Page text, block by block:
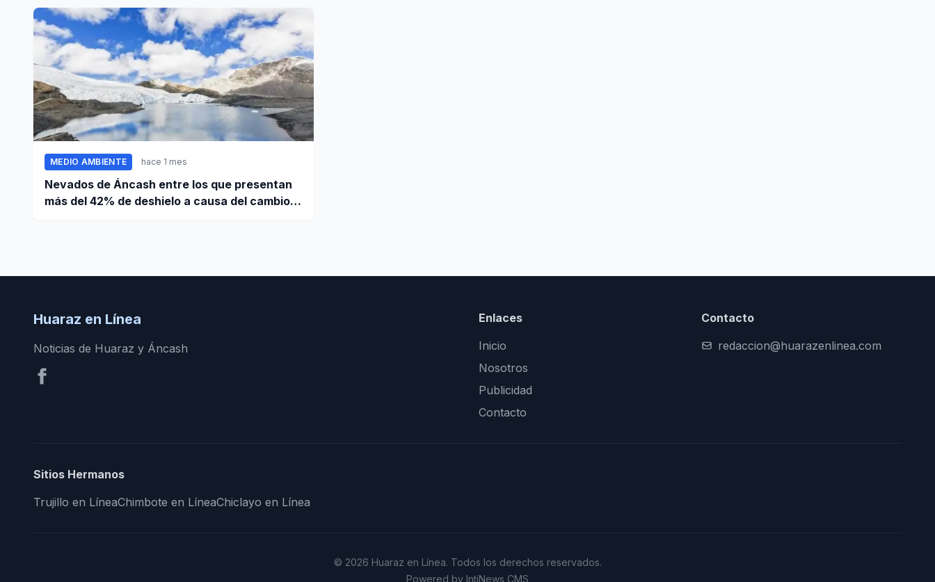
MEDIO AMBIENTE hace 1 mes
Nevados de Áncash entre los que presentan
más del 42% de deshielo a causa del cambio
Huaraz en Línea
Noticias de Huaraz y Áncash
Enlaces
Inicio
Nosotros
Publicidad
Contacto
Contacto
redaccion@huarazenlinea.com
Sitios Hermanos
Trujillo en LíneaChimbote en LíneaChiclayo en Línea
© 2026 Huaraz en Línea. Todos los derechos reservados.
Powered by IntiNews CMS